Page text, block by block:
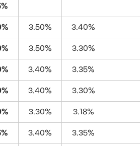
3.50% 3.40%
3.50% 3.30%
3.40% 3.35%
3.40% 3.30%
3.30% 3.18%
3.40% 3.35%